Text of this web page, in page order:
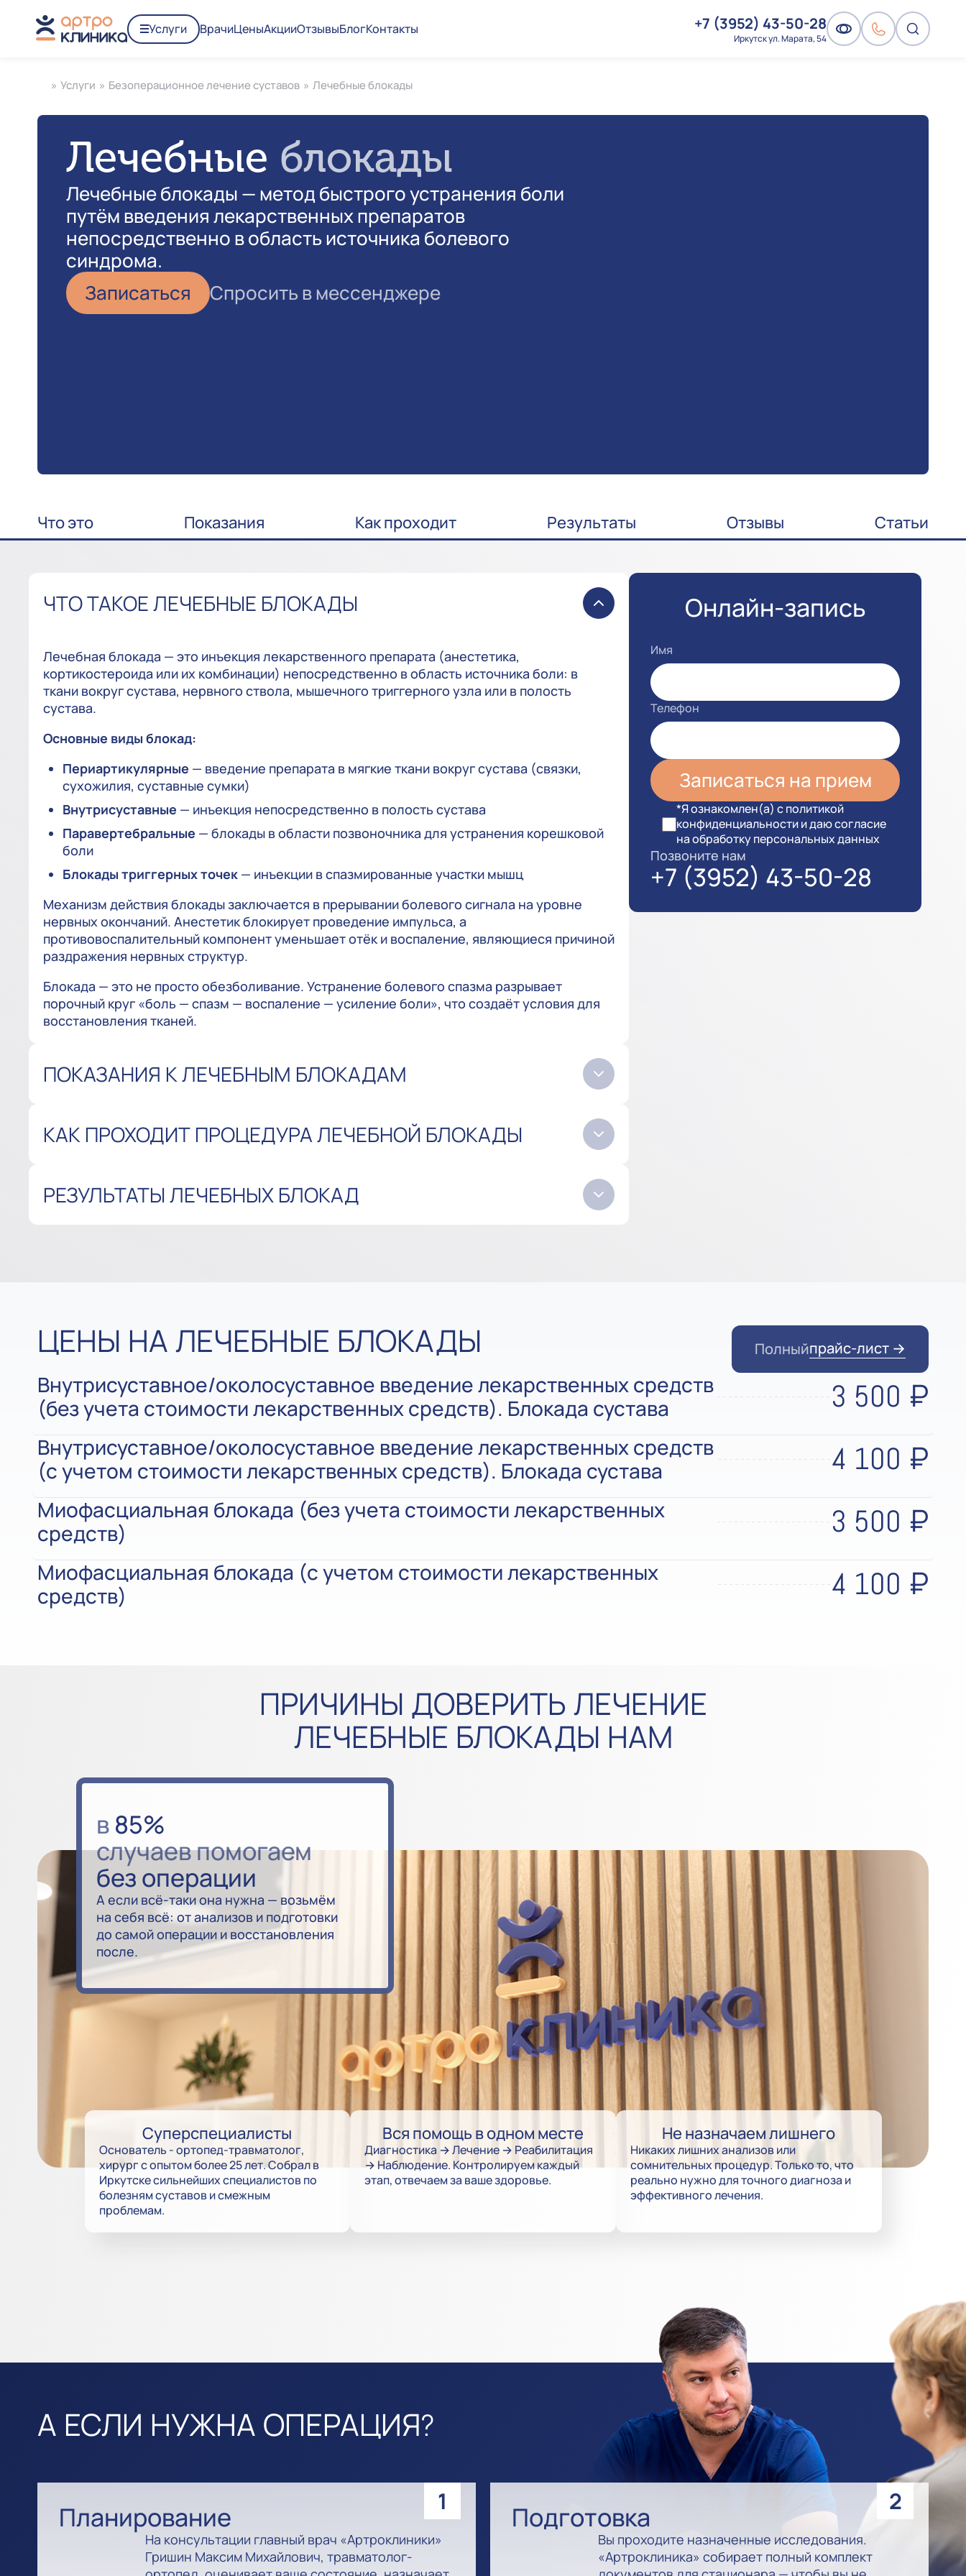
Услуги ВрачиЦеныАкцииОтзывыБлогКонтакты +7 (3952) 43-50-28
Иркутск ул. Марата, 54
» Услуги » Безоперационное лечение суставов » Лечебные блокады
Лечебные блокады
Лечебные блокады — метод быстрого устранения боли
путём введения лекарственных препаратов
непосредственно в область источника болевого
синдрома.
Записаться
Спросить в мессенджере
Что это Показания Как проходит Результаты Отзывы Статьи
ЧТО ТАКОЕ ЛЕЧЕБНЫЕ БЛОКАДЫ
Лечебная блокада — это инъекция лекарственного препарата (анестетика,
кортикостероида или их комбинации) непосредственно в область источника боли: в
ткани вокруг сустава, нервного ствола, мышечного триггерного узла или в полость
сустава.
Основные виды блокад:
Периартикулярные — введение препарата в мягкие ткани вокруг сустава (связки,
сухожилия, суставные сумки)
Внутрисуставные — инъекция непосредственно в полость сустава
Паравертебральные — блокады в области позвоночника для устранения корешковой
боли
Блокады триггерных точек — инъекции в спазмированные участки мышц
Механизм действия блокады заключается в прерывании болевого сигнала на уровне
нервных окончаний. Анестетик блокирует проведение импульса, а
противовоспалительный компонент уменьшает отёк и воспаление, являющиеся причиной
раздражения нервных структур.
Блокада — это не просто обезболивание. Устранение болевого спазма разрывает
порочный круг «боль — спазм — воспаление — усиление боли», что создаёт условия для
восстановления тканей.
ПОКАЗАНИЯ К ЛЕЧЕБНЫМ БЛОКАДАМ
КАК ПРОХОДИТ ПРОЦЕДУРА ЛЕЧЕБНОЙ БЛОКАДЫ
РЕЗУЛЬТАТЫ ЛЕЧЕБНЫХ БЛОКАД
Онлайн-запись
Имя
Телефон
*Я ознакомлен(а) с политикой
конфиденциальности и даю согласие
на обработку персональных данных
Позвоните нам
+7 (3952) 43-50-28
ЦЕНЫ НА ЛЕЧЕБНЫЕ БЛОКАДЫ Полныйпрайс-лист →
Внутрисуставное/околосуставное введение лекарственных средств
(без учета стоимости лекарственных средств). Блокада сустава
3 500 ₽
Внутрисуставное/околосуставное введение лекарственных средств
(с учетом стоимости лекарственных средств). Блокада сустава
4 100 ₽
Миофасциальная блокада (без учета стоимости лекарственных
средств)
3 500 ₽
Миофасциальная блокада (с учетом стоимости лекарственных
средств)
4 100 ₽
ПРИЧИНЫ ДОВЕРИТЬ ЛЕЧЕНИЕ
ЛЕЧЕБНЫЕ БЛОКАДЫ НАМ
в85%
случаев помогаем
без операции
А если всё-таки она нужна — возьмём
на себя всё: от анализов и подготовки
до самой операции и восстановления
после.
Суперспециалисты
Основатель - ортопед-травматолог,
хирург с опытом более 25 лет. Собрал в
Иркутске сильнейших специалистов по
болезням суставов и смежным
проблемам.
Вся помощь в одном месте
Диагностика → Лечение → Реабилитация
→ Наблюдение. Контролируем каждый
этап, отвечаем за ваше здоровье.
Не назначаем лишнего
Никаких лишних анализов или
сомнительных процедур. Только то, что
реально нужно для точного диагноза и
эффективного лечения.
А ЕСЛИ НУЖНА ОПЕРАЦИЯ?
1
Планирование
На консультации главный врач «Артроклиники»
Гришин Максим Михайлович, травматолог-
2
Подготовка
Вы проходите назначенные исследования.
«Артроклиника» собирает полный комплект